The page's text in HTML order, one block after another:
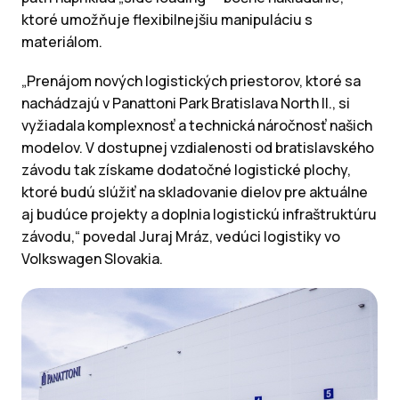
ktoré umožňuje flexibilnejšiu manipuláciu s
materiálom.
„Prenájom nových logistických priestorov, ktoré sa
nachádzajú v Panattoni Park Bratislava North II., si
vyžiadala komplexnosť a technická náročnosť našich
modelov. V dostupnej vzdialenosti od bratislavského
závodu tak získame dodatočné logistické plochy,
ktoré budú slúžiť na skladovanie dielov pre aktuálne
aj budúce projekty a doplnia logistickú infraštruktúru
závodu,“ povedal Juraj Mráz, vedúci logistiky vo
Volkswagen Slovakia.